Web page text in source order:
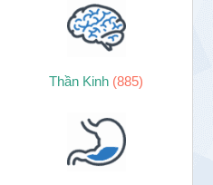
Thần Kinh (885)